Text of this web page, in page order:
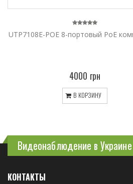
UTP7108E-POE 8-портовый PoE
4000 грн
В КОРЗИНУ
Видеонаблюдение в Украине
КОНТАКТЫ